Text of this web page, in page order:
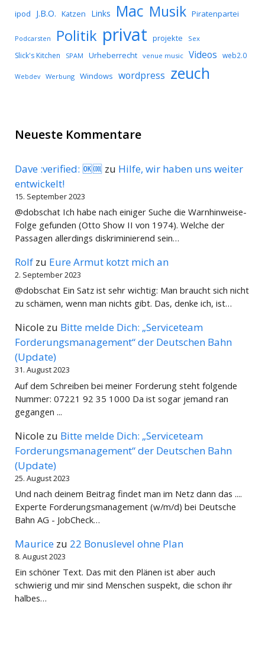
ipod J.B.O. Katzen Links Mac Musik Piratenpartei
Podcarsten Politik privat projekte Sex
Slick's Kitchen SPAM Urheberrecht venue music Videos web2.0
Webdev Werbung Windows wordpress zeuch
Neueste Kommentare
Dave :verified: 🆗🆒 zu Hilfe, wir haben uns weiter
entwickelt!
15. September 2023
@dobschat Ich habe nach einiger Suche die Warnhinweise-
Folge gefunden (Otto Show II von 1974). Welche der
Passagen allerdings diskriminierend sein…
Rolf zu Eure Armut kotzt mich an
2. September 2023
@dobschat Ein Satz ist sehr wichtig: Man braucht sich nicht
zu schämen, wenn man nichts gibt. Das, denke ich, ist…
Nicole zu Bitte melde Dich: „Serviceteam
Forderungsmanagement“ der Deutschen Bahn
(Update)
31. August 2023
Auf dem Schreiben bei meiner Forderung steht folgende
Nummer: 07221 92 35 1000 Da ist sogar jemand ran
gegangen ...
Nicole zu Bitte melde Dich: „Serviceteam
Forderungsmanagement“ der Deutschen Bahn
(Update)
25. August 2023
Und nach deinem Beitrag findet man im Netz dann das ....
Experte Forderungsmanagement (w/m/d) bei Deutsche
Bahn AG - JobCheck…
Maurice zu 22 Bonuslevel ohne Plan
8. August 2023
Ein schöner Text. Das mit den Plänen ist aber auch
schwierig und mir sind Menschen suspekt, die schon ihr
halbes…